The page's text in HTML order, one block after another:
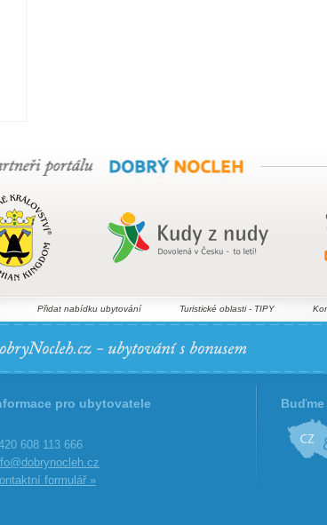
Přidat nabídku ubytování Turistické oblasti - TIPY
pro ubytovatele
608 113 666
formulář »